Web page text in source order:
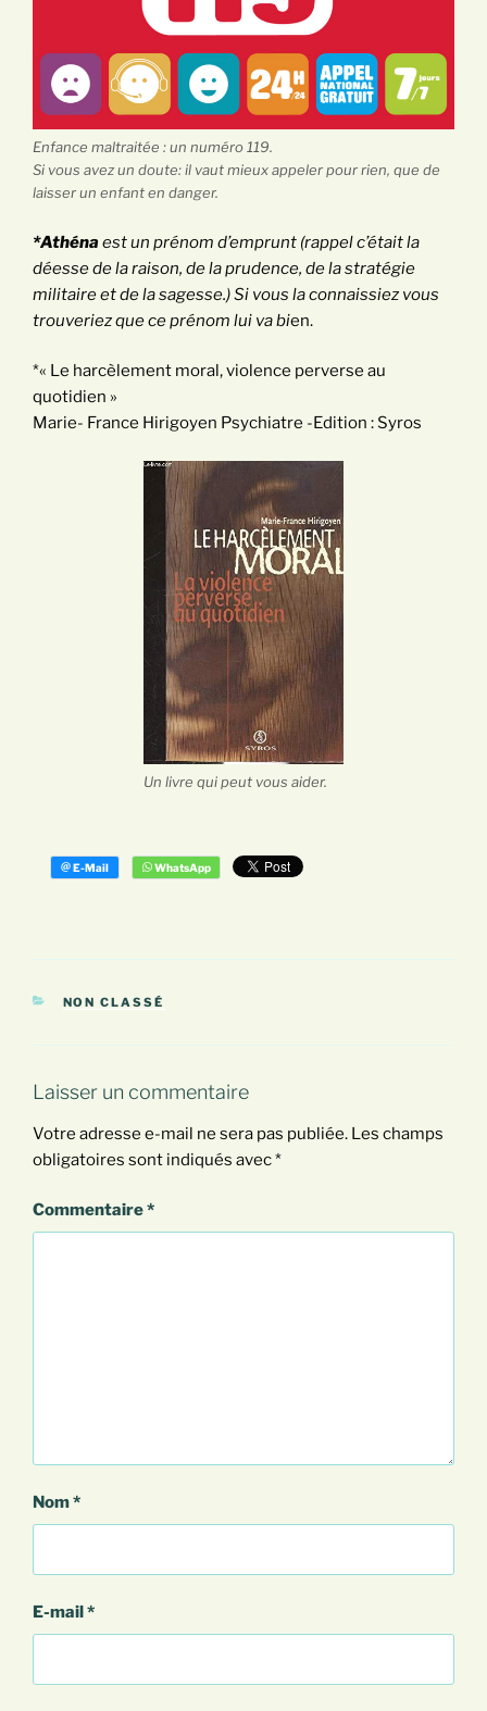
Enfance maltraitée : un numéro 119.
Si vous avez un doute: il vaut mieux appeler pour rien, que de
laisser un enfant en danger.
*Athénaest un prénom d’emprunt (rappel c’était la
déesse de la raison, de la prudence, de la stratégie
militaire et de la sagesse.) Si vous la connaissiez vous
trouveriez que ce prénom lui va bien.
*« Le harcèlement moral, violence perverse au
quotidien »
Marie- France Hirigoyen Psychiatre -Edition : Syros
Un livre qui peut vous aider.
CATÉGORIES
NON CLASSÉ
Laisser un commentaire
Votre adresse e-mail ne sera pas publiée. Les champs
obligatoires sont indiqués avec*
Commentaire*
Nom*
E-mail *